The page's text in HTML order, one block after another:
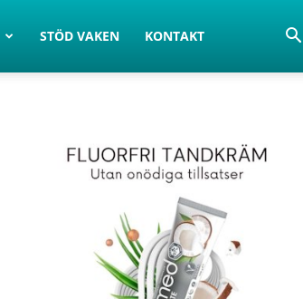
STÖD VAKEN KONTAKT